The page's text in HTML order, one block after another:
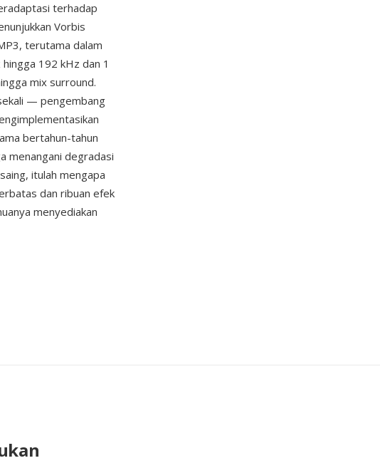
terhadap
Vorbis
terutama dalam
192 kHz dan 1
mix surround.
— pengembang
bertahun-tahun
menangani degradasi
itulah mengapa
dan ribuan efek
menyediakan